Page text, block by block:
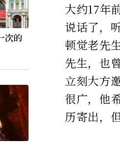
次的
大约17年
说话了，
顿觉老先
先生，也
立刻大方
很广，他
历寄出，